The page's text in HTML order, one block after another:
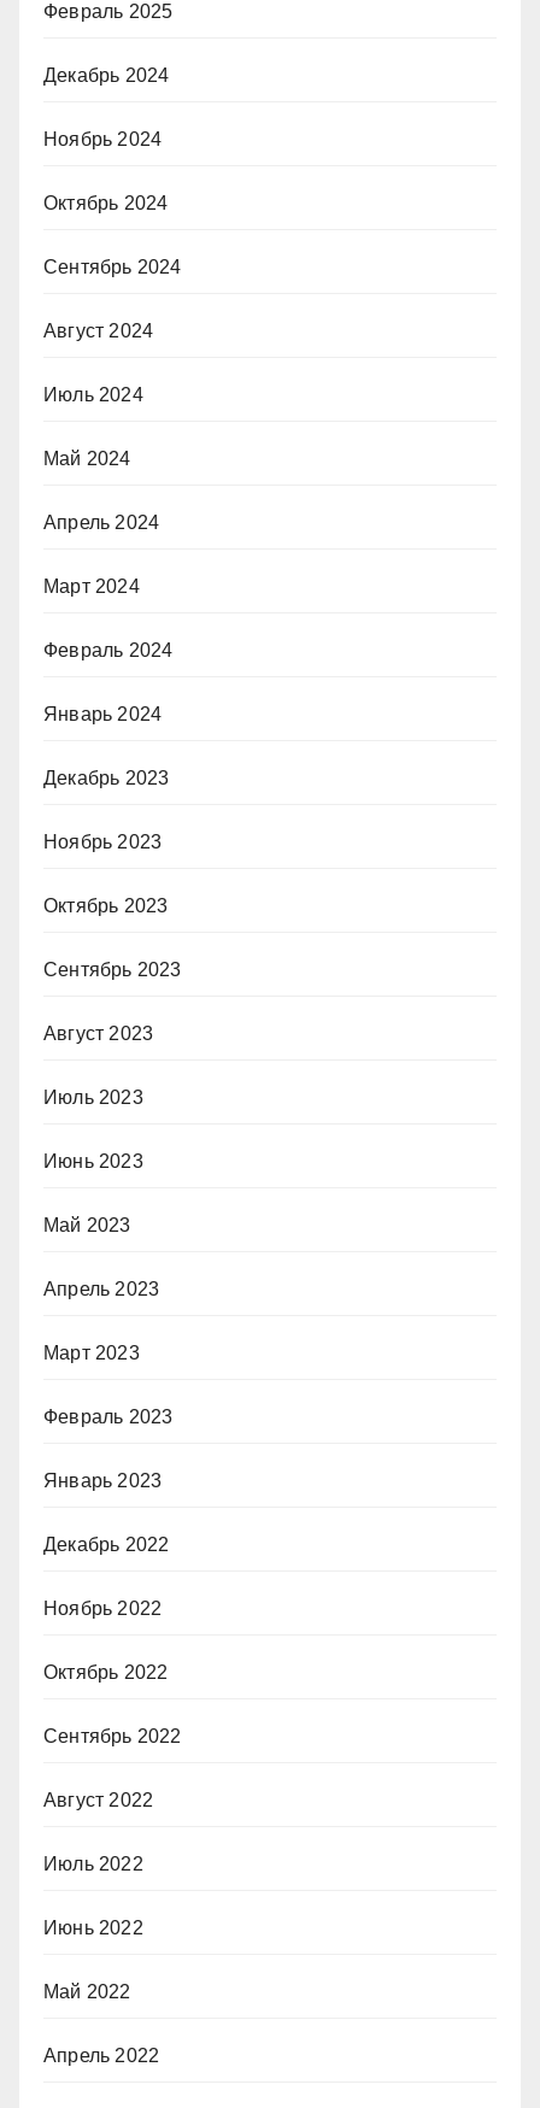
Февраль 2025
Декабрь 2024
Ноябрь 2024
Октябрь 2024
Сентябрь 2024
Август 2024
Июль 2024
Май 2024
Апрель 2024
Март 2024
Февраль 2024
Январь 2024
Декабрь 2023
Ноябрь 2023
Октябрь 2023
Сентябрь 2023
Август 2023
Июль 2023
Июнь 2023
Май 2023
Апрель 2023
Март 2023
Февраль 2023
Январь 2023
Декабрь 2022
Ноябрь 2022
Октябрь 2022
Сентябрь 2022
Август 2022
Июль 2022
Июнь 2022
Май 2022
Апрель 2022